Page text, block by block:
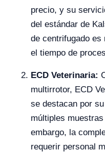
precio, y su
del estándar de
de centrifugado es
el tiempo de
ECD Veterinaria:
multirrotor, ECD
se destacan por
múltiples
embargo, la
requerir personal